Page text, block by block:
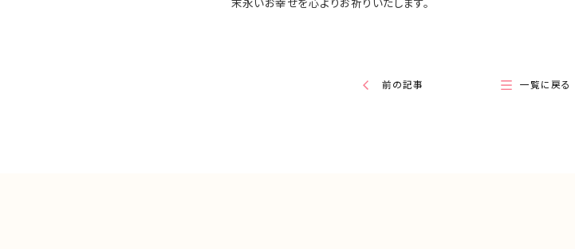
末永いお幸せを心よりお祈りいたします。
前の記事 一覧に戻る